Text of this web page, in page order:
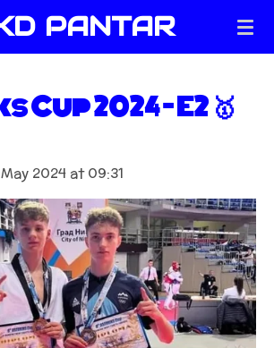
PANTAR
2024 - E2 🥇
2024 at 09:31